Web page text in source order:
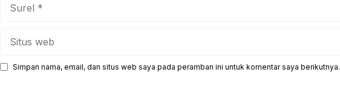
Simpan nama, email, dan situs web saya pada peramban ini untuk komentar saya berikutnya.